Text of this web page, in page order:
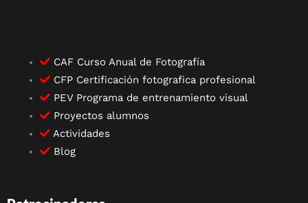
CAF Curso Anual de Fotografía
CFP Certificación fotografica profesional
PEV Programa de entrenamiento visual
Proyectos alumnos
Actividades
Blog